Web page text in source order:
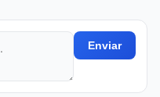
Enviar